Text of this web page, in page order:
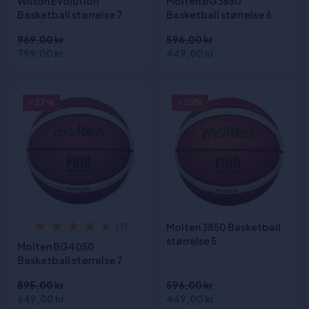
Basketball størrelse 7
969,00 kr
799,00 kr
Basketball størrelse 6
596,00 kr
449,00 kr
Molten BG4050
Basketball størrelse 7
895,00 kr
649,00 kr
Molten 3850 Basketball
størrelse 5
596,00 kr
449,00 kr